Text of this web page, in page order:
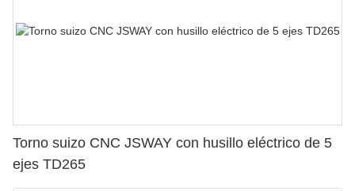
Torno suizo CNC JSWAY con husillo eléctrico de 5
ejes TD265